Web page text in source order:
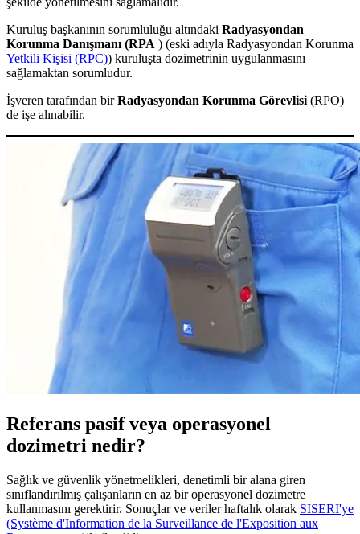
Kuruluş başkanının sorumluluğu altındaki Radyasyondan
Korunma Danışmanı (RPA ) (eski adıyla Radyasyondan Korunma
Yetkili Kişisi (RPC)) kuruluşta dozimetrinin uygulanmasını
sağlamaktan sorumludur.
İşveren tarafından birRadyasyondan Korunma Görevlisi (RPO)
de işe alınabilir.
Referans pasif veya operasyonel
dozimetri nedir?
Sağlık ve güvenlik yönetmelikleri, denetimli bir alana giren
sınıflandırılmış çalışanların en az bir operasyonel dozimetre
kullanmasını gerektirir. Sonuçlar ve veriler haftalık olarak SISERI'ye
(Système d'Information de la Surveillance de l'Exposition aux